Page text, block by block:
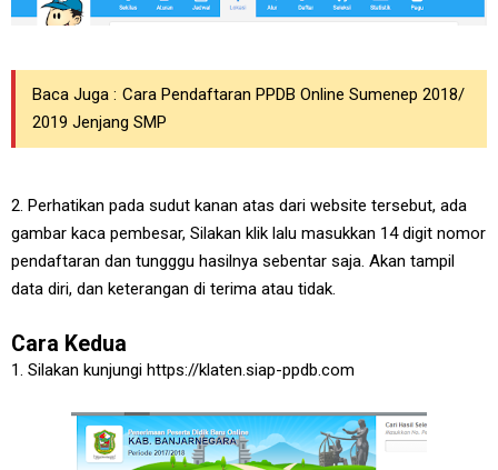
Baca Juga : Cara Pendaftaran PPDB Online Sumenep 2018/
2019 Jenjang SMP
2. Perhatikan pada sudut kanan atas dari website tersebut, ada
gambar kaca pembesar, Silakan klik lalu masukkan 14 digit nomor
pendaftaran dan tungggu hasilnya sebentar saja. Akan tampil
data diri, dan keterangan di terima atau tidak.
Cara Kedua
1. Silakan kunjungi https://klaten.siap-ppdb.com